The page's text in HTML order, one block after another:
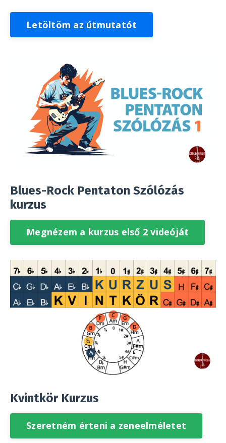
Letöltöm az útmutatót
Blues-Rock Pentaton Szólózás
kurzus
Megnézem a kurzus első 2 videóját
Kvintkör Kurzus
Szeretném érteni a zeneelméletet